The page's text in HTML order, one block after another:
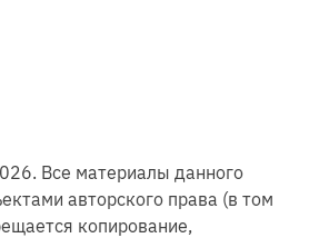
Все материалы данного
авторского права (в том
копирование,